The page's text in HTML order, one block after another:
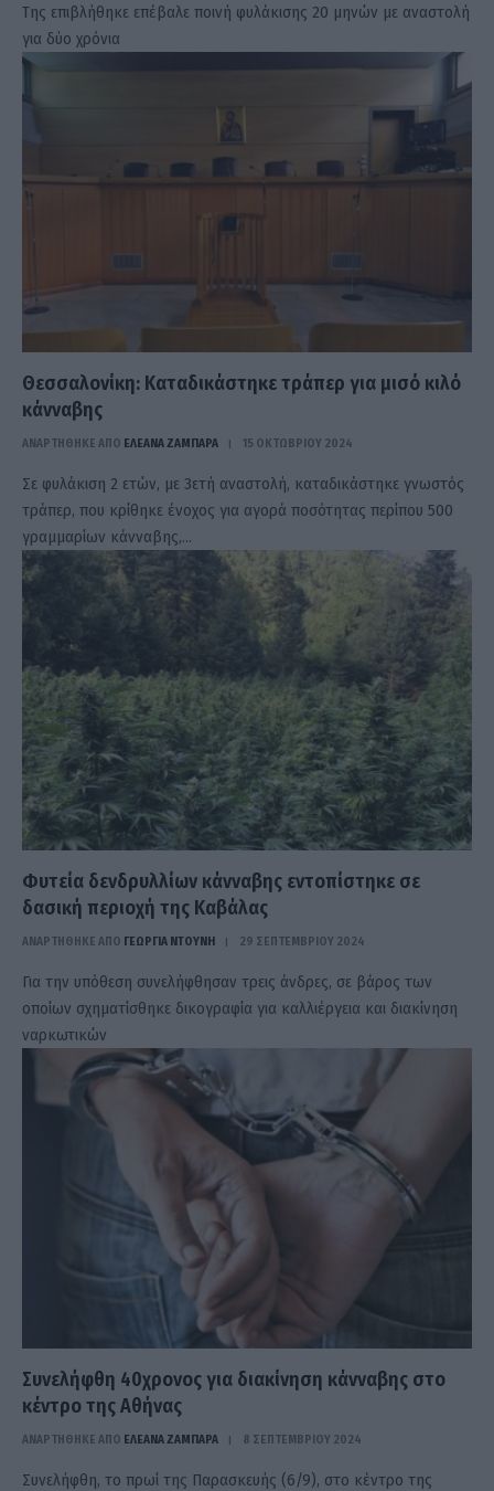
Της επιβλήθηκε επέβαλε ποινή φυλάκισης 20 μηνών με αναστολή
για δύο χρόνια
Θεσσαλονίκη: Καταδικάστηκε τράπερ για μισό κιλό
κάνναβης
ΑΝΑΡΤΗΘΗΚΕ ΑΠΟ ΕΛΕΑΝΑ ΖΑΜΠΑΡΑ 15 ΟΚΤΩΒΡΊΟΥ 2024
Σε φυλάκιση 2 ετών, με 3ετή αναστολή, καταδικάστηκε γνωστός
τράπερ, που κρίθηκε ένοχος για αγορά ποσότητας περίπου 500
γραμμαρίων κάνναβης,…
Φυτεία δενδρυλλίων κάνναβης εντοπίστηκε σε
δασική περιοχή της Καβάλας
ΑΝΑΡΤΗΘΗΚΕ ΑΠΟ ΓΕΩΡΓΊΑ ΝΤΟΎΝΗ 29 ΣΕΠΤΕΜΒΡΊΟΥ 2024
Για την υπόθεση συνελήφθησαν τρεις άνδρες, σε βάρος των
οποίων σχηματίσθηκε δικογραφία για καλλιέργεια και διακίνηση
ναρκωτικών
Συνελήφθη 40χρονος για διακίνηση κάνναβης στο
κέντρο της Αθήνας
ΑΝΑΡΤΗΘΗΚΕ ΑΠΟ ΕΛΕΑΝΑ ΖΑΜΠΑΡΑ 8 ΣΕΠΤΕΜΒΡΊΟΥ 2024
Συνελήφθη, το πρωί της Παρασκευής (6/9), στο κέντρο της